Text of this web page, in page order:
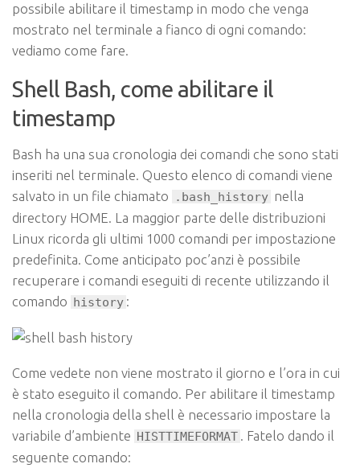
possibile abilitare il timestamp in modo che venga
mostrato nel terminale a fianco di ogni comando:
vediamo come fare.
Shell Bash, come abilitare il
timestamp
Bash ha una sua cronologia dei comandi che sono stati
inseriti nel terminale. Questo elenco di comandi viene
salvato in un file chiamato
.bash_history nella
directory HOME. La maggior parte delle distribuzioni
Linux ricorda gli ultimi 1000 comandi per impostazione
predefinita. Come anticipato poc’anzi è possibile
recuperare i comandi eseguiti di recente utilizzando il
comando history :
Come vedete non viene mostrato il giorno e l’ora in cui
è stato eseguito il comando. Per abilitare il timestamp
nella cronologia della shell è necessario impostare la
variabile d’ambiente HISTTIMEFORMAT . Fatelo dando il
seguente comando: